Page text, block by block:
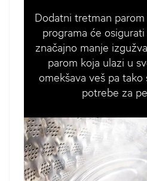
Dodatni tretman
programa će
značajno manje
parom koja ulazi u
omekšava veš pa
potrebe za